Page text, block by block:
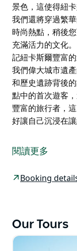
景色，這使得紐
我們還將穿過繁
時尚熱點，稍後
充滿活力的文化
記紐卡斯爾豐富
我們偉大城市遺
和歷史遺跡背後
點中的首次遊客
豐富的旅行者，
好讓自己沉浸在
城市的不拘一格
教堂，從歷史悠
最喜歡的餐廳和
座城市的美食和
閱讀更多
Booking
Our Tours